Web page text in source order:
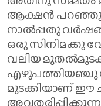
ആക്ഷൻ
നാൽപ്പതു
ഒരു സിനിമക്കു
വലിയ
എഴുപത്തിയഞ്ചു
മുടക്കിയാണ് ഈ